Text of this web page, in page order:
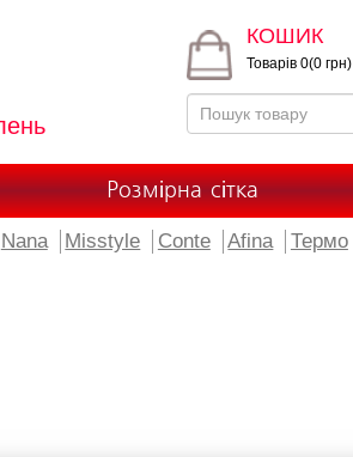
КОШИК
Товарів 0(0 грн)
Розмірна сітка
Nana Misstyle Conte Afina Термо